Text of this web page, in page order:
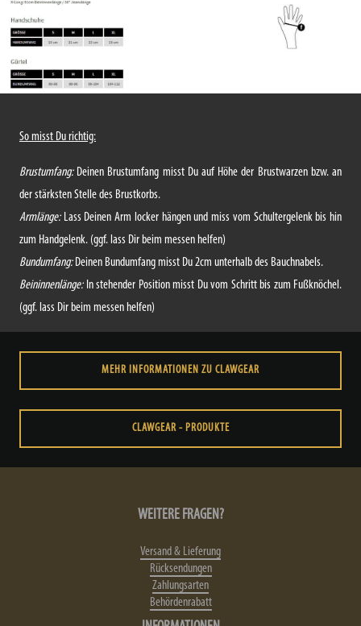
So misst Du richtig:
Brustumfang: Deinen Brustumfang misst Du auf Höhe der Brustwarzen bzw. an
der stärksten Stelle des Brustkorbs.
Armlänge:Lass Deinen Arm locker hängen und miss vom Schultergelenk bis hin
zum Handgelenk. (ggf. lass Dir beim messen helfen)
Bundumfang:Deinen Bundumfang misst Du 2cm unterhalb des Bauchnabels.
Beininnenlänge:In stehender Position misst Du vom Schritt bis zum Fußknöchel.
(ggf. lass Dir beim messen helfen)
MEHR INFORMATIONEN ZU CLAWGEAR
CLAWGEAR - PRODUKTE
WEITERE FRAGEN?
Versand & Lieferung
Rücksendungen
Zahlungsarten
Behördenrabatt